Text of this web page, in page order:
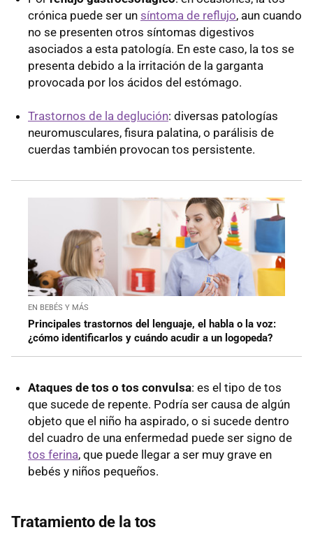
crónica puede ser un síntoma de reflujo, aun cuando
no se presenten otros síntomas digestivos
asociados a esta patología. En este caso, la tos se
presenta debido a la irritación de la garganta
provocada por los ácidos del estómago.
Trastornos de la deglución: diversas patologías
neuromusculares, fisura palatina, o parálisis de
cuerdas también provocan tos persistente.
EN BEBÉS Y MÁS
Principales trastornos del lenguaje, el habla o la voz:
¿cómo identificarlos y cuándo acudir a un logopeda?
Ataques de tos o tos convulsa: es el tipo de tos
que sucede de repente. Podría ser causa de algún
objeto que el niño ha aspirado, o si sucede dentro
del cuadro de una enfermedad puede ser signo de
tos ferina, que puede llegar a ser muy grave en
bebés y niños pequeños.
Tratamiento de la tos